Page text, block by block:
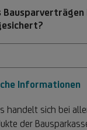
Bausparverträgen
Informationen
handelt sich bei
der